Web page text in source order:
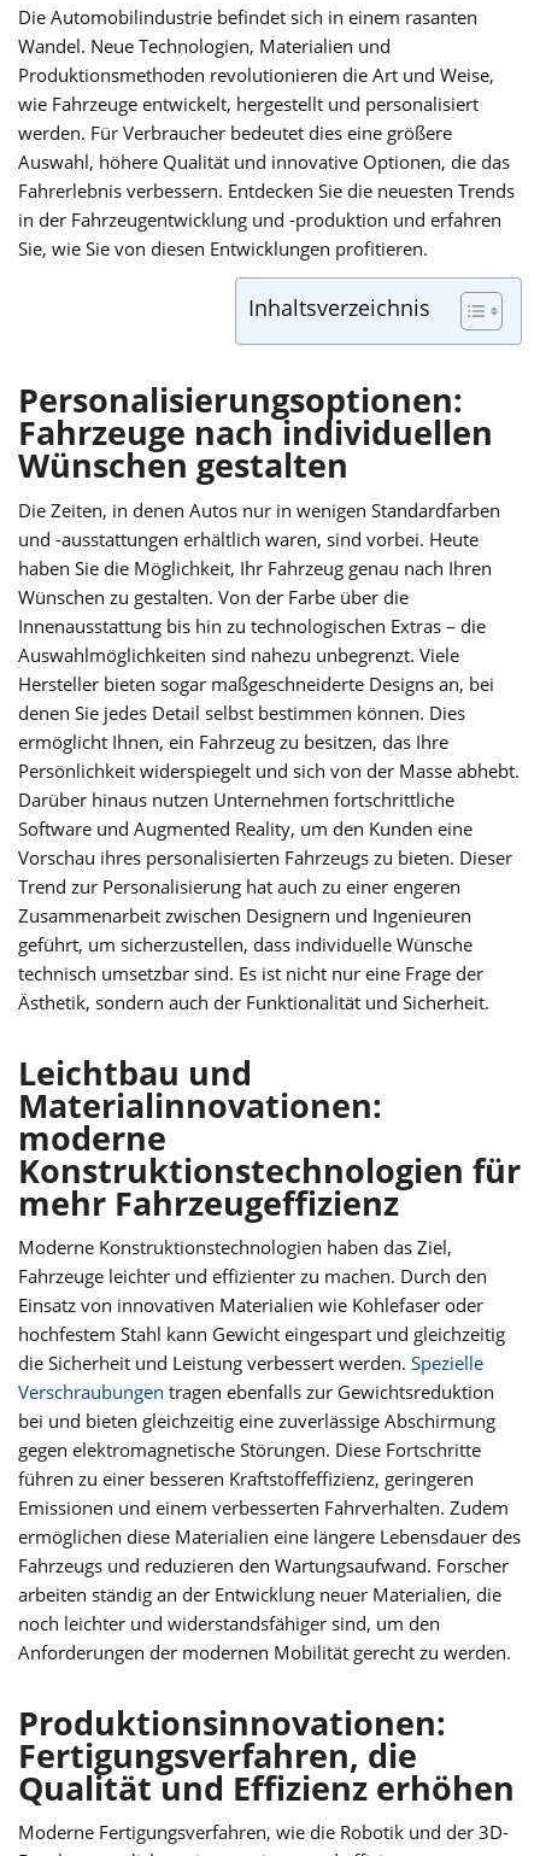
Die Automobilindustrie befindet sich in einem rasanten
Wandel. Neue Technologien, Materialien und
Produktionsmethoden revolutionieren die Art und Weise,
wie Fahrzeuge entwickelt, hergestellt und personalisiert
werden. Für Verbraucher bedeutet dies eine größere
Auswahl, höhere Qualität und innovative Optionen, die das
Fahrerlebnis verbessern. Entdecken Sie die neuesten Trends
in der Fahrzeugentwicklung und -produktion und erfahren
Sie, wie Sie von diesen Entwicklungen profitieren.
Inhaltsverzeichnis
Personalisierungsoptionen:
Fahrzeuge nach individuellen
Wünschen gestalten
Die Zeiten, in denen Autos nur in wenigen Standardfarben
und -ausstattungen erhältlich waren, sind vorbei. Heute
haben Sie die Möglichkeit, Ihr Fahrzeug genau nach Ihren
Wünschen zu gestalten. Von der Farbe über die
Innenausstattung bis hin zu technologischen Extras – die
Auswahlmöglichkeiten sind nahezu unbegrenzt. Viele
Hersteller bieten sogar maßgeschneiderte Designs an, bei
denen Sie jedes Detail selbst bestimmen können. Dies
ermöglicht Ihnen, ein Fahrzeug zu besitzen, das Ihre
Persönlichkeit widerspiegelt und sich von der Masse abhebt.
Darüber hinaus nutzen Unternehmen fortschrittliche
Software und Augmented Reality, um den Kunden eine
Vorschau ihres personalisierten Fahrzeugs zu bieten. Dieser
Trend zur Personalisierung hat auch zu einer engeren
Zusammenarbeit zwischen Designern und Ingenieuren
geführt, um sicherzustellen, dass individuelle Wünsche
technisch umsetzbar sind. Es ist nicht nur eine Frage der
Ästhetik, sondern auch der Funktionalität und Sicherheit.
Leichtbau und
Materialinnovationen:
moderne
Konstruktionstechnologien für
mehr Fahrzeugeffizienz
Moderne Konstruktionstechnologien haben das Ziel,
Fahrzeuge leichter und effizienter zu machen. Durch den
Einsatz von innovativen Materialien wie Kohlefaser oder
hochfestem Stahl kann Gewicht eingespart und gleichzeitig
die Sicherheit und Leistung verbessert werden.Spezielle
Verschraubungen tragen ebenfalls zur Gewichtsreduktion
bei und bieten gleichzeitig eine zuverlässige Abschirmung
gegen elektromagnetische Störungen. Diese Fortschritte
führen zu einer besseren Kraftstoffeffizienz, geringeren
Emissionen und einem verbesserten Fahrverhalten. Zudem
ermöglichen diese Materialien eine längere Lebensdauer des
Fahrzeugs und reduzieren den Wartungsaufwand. Forscher
arbeiten ständig an der Entwicklung neuer Materialien, die
noch leichter und widerstandsfähiger sind, um den
Anforderungen der modernen Mobilität gerecht zu werden.
Produktionsinnovationen:
Fertigungsverfahren, die
Qualität und Effizienz erhöhen
Moderne Fertigungsverfahren, wie die Robotik und der 3D-